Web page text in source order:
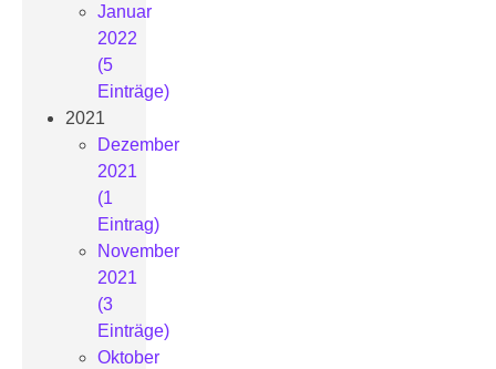
Januar
2022
(5
Einträge)
2021
Dezember
2021
(1
Eintrag)
November
2021
(3
Einträge)
Oktober